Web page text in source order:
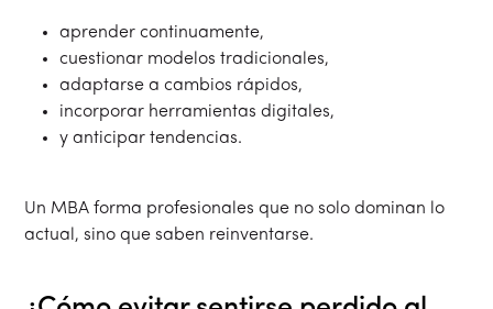
aprender continuamente,
cuestionar modelos tradicionales,
adaptarse a cambios rápidos,
incorporar herramientas digitales,
y anticipar tendencias.
Un MBA forma profesionales que no solo dominan lo
actual, sino que saben reinventarse.